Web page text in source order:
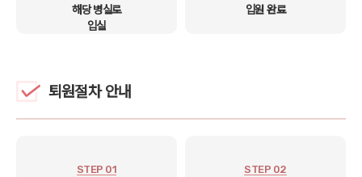
해당 병실로
입실
입원 완료
퇴원절차 안내
STEP 01 STEP 02